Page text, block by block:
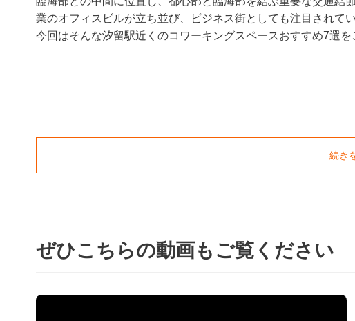
業のオフィスビルが立ち並び、ビジネス街としても注目されてい
今回はそんな汐留駅近くのコワーキングスペースおすすめ7選を
続き
ぜひこちらの動画もご覧ください